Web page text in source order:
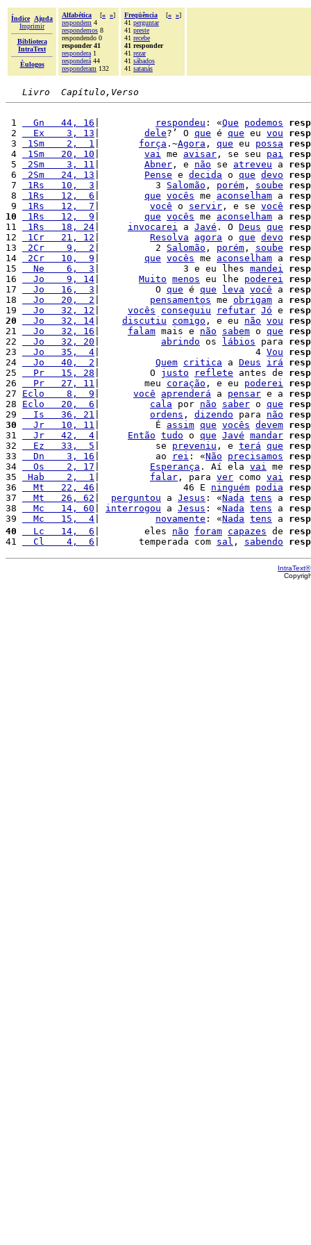
Índice
Ajuda
Imprimir
Biblioteca
IntraText
Èulogos
Alfabética [« »]
respondem 4
respondemos 8
respondendo 0
responder 41
respondera 1
responderá 44
responderam 132
Freqüência [« »]
41 perguntar
41 preste
41 recebe
41 responder
41 rezar
41 sábados
41 satanás
Livro  Capítulo,Verso
1
  Gn   44, 16
respondeu : «Que podemos
2
  Ex    3, 13
dele?’ O que é que eu vou
3
1Sm    2,  1 força .~Agora , que eu possa
4
1Sm   20, 10 vai me avisar , se seu pai
5
2Sm    3, 11 Abner , e não se atreveu a
6
2Sm   24, 13 Pense e decida o que devo
7
1Rs   10,  3 |          3 Salomão , porém , soube
8
1Rs   12,  6 que vocês me aconselham a
9
1Rs   12,  7 você o servir , e se você
10
1Rs   12,  9 que vocês me aconselham a
11
1Rs   18, 24 invocarei a Javé . O Deus que
12
1Cr   21, 12 Resolva agora o que devo
13
2Cr    9,  2 |          2 Salomão , porém , soube
14
2Cr   10,  9 que vocês me aconselham a
15
  Ne    6,  3
|               3 e eu lhes mandei
16
  Jo    9, 14
Muito menos eu lhe poderei
17
  Jo   16,  3
|          O que é que leva você a
18
  Jo   20,  2
pensamentos me obrigam a
19
  Jo   32, 12
vocês conseguiu refutar Jó e
20
  Jo   32, 14
discutiu comigo , e eu não vou
21
  Jo   32, 16
falam mais e não sabem o que
22
  Jo   32, 20
abrindo os lábios para
23
  Jo   35,  4
|                            4 Vou
24
  Jo   40,  2
Quem critica a Deus irá
25
  Pr   15, 28
|         O justo reflete antes de
26
  Pr   27, 11
|        meu coração , e eu poderei
27 Eclo    8,  9 você aprenderá a pensar e a
28 Eclo   20,  6 cala por não saber o que
29
  Is   36, 21
ordens , dizendo para não
30
  Jr   10, 11
|          É assim que vocês devem
31
  Jr   42,  4
Então tudo o que Javé mandar
32
  Ez   33,  5
|          se preveniu , e terá que
33
  Dn    3, 16
|          ao rei : «Não precisamos
34
  Os    2, 17
Esperança . Aí ela vai me
35
Hab    2,  1 falar , para ver como vai
36
  Mt   22, 46
|               46 E ninguém podia
37
  Mt   26, 62
perguntou a Jesus : «Nada tens a
38
  Mc   14, 60
interrogou a Jesus : «Nada tens a
39
  Mc   15,  4
novamente : «Nada tens a
40
  Lc   14,  6
|        eles não foram capazes de
41
  Cl    4,  6
|       temperada com sal , sabendo
IntraText®